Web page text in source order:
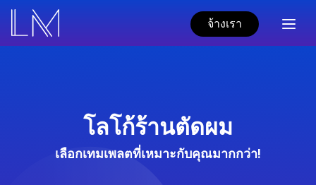
จ้างเรา
โลโก้ร้านตัดผม
เลือกเทมเพลตที่เหมาะกับคุณมากกว่า!